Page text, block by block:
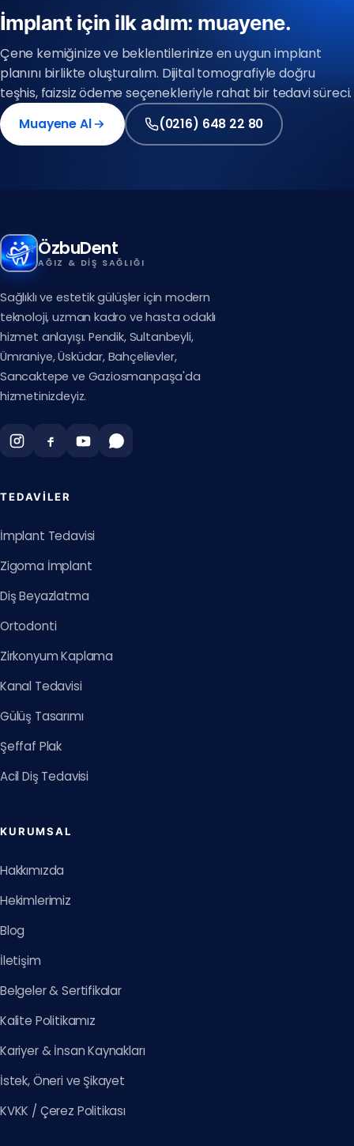
İmplant için ilk adım: muayene.
Çene kemiğinize ve beklentilerinize en uygun implant
planını birlikte oluşturalım. Dijital tomografiyle doğru
teşhis, faizsiz ödeme seçenekleriyle rahat bir tedavi süreci.
Muayene Al
(0216) 648 22 80
(0212) 909 88 80
(0216) 648 22 80
(0216) 648 22 80
Avrupa Yakası
(0212) 909 88 80
ÖzbuDent
AĞIZ & DIŞ SAĞLIĞI
Sağlıklı ve estetik gülüşler için modern
teknoloji, uzman kadro ve hasta odaklı
hizmet anlayışı. Pendik, Sultanbeyli,
Ümraniye, Üsküdar, Bahçelievler,
Sancaktepe ve Gaziosmanpaşa'da
hizmetinizdeyiz.
TEDAVILER
İmplant Tedavisi
Zigoma İmplant
Diş Beyazlatma
Ortodonti
Zirkonyum Kaplama
Kanal Tedavisi
Gülüş Tasarımı
Şeffaf Plak
Acil Diş Tedavisi
KURUMSAL
Hakkımızda
Hekimlerimiz
Blog
İletişim
Belgeler & Sertifikalar
Kalite Politikamız
Kariyer & İnsan Kaynakları
İstek, Öneri ve Şikayet
KVKK / Çerez Politikası